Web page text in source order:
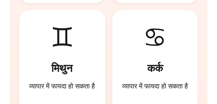
♊
मिथुन
व्यापार में फायदा हो सकता है
♋
कर्क
व्यापार में फायदा हो सकता है